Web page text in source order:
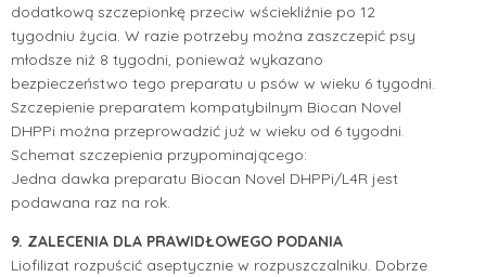
dodatkową szczepionkę przeciw wściekliźnie po 12
tygodniu życia. W razie potrzeby można zaszczepić psy
młodsze niż 8 tygodni, ponieważ wykazano
bezpieczeństwo tego preparatu u psów w wieku 6 tygodni.
Szczepienie preparatem kompatybilnym Biocan Novel
DHPPi można przeprowadzić już w wieku od 6 tygodni.
Schemat szczepienia przypominającego:
Jedna dawka preparatu Biocan Novel DHPPi/L4R jest
podawana raz na rok.
9. ZALECENIA DLA PRAWIDŁOWEGO PODANIA
Liofilizat rozpuścić aseptycznie w rozpuszczalniku. Dobrze